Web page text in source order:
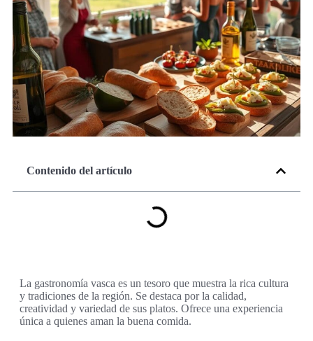
Contenido del artículo
La gastronomía vasca es un tesoro que muestra la rica cultura
y tradiciones de la región. Se destaca por la calidad,
creatividad y variedad de sus platos. Ofrece una experiencia
única a quienes aman la buena comida.